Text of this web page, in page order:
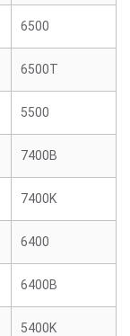
6500
6500T
5500
7400B
7400K
6400
6400B
5400K